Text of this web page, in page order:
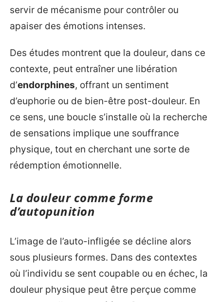
servir de mécanisme pour contrôler ou
apaiser des émotions intenses.
Des études montrent que la douleur, dans ce
contexte, peut entraîner une libération
d’endorphines, offrant un sentiment
d’euphorie ou de bien-être post-douleur. En
ce sens, une boucle s’installe où la recherche
de sensations implique une souffrance
physique, tout en cherchant une sorte de
rédemption émotionnelle.
La douleur comme forme
d’autopunition
L’image de l’auto-infligée se décline alors
sous plusieurs formes. Dans des contextes
où l’individu se sent coupable ou en échec, la
douleur physique peut être perçue comme